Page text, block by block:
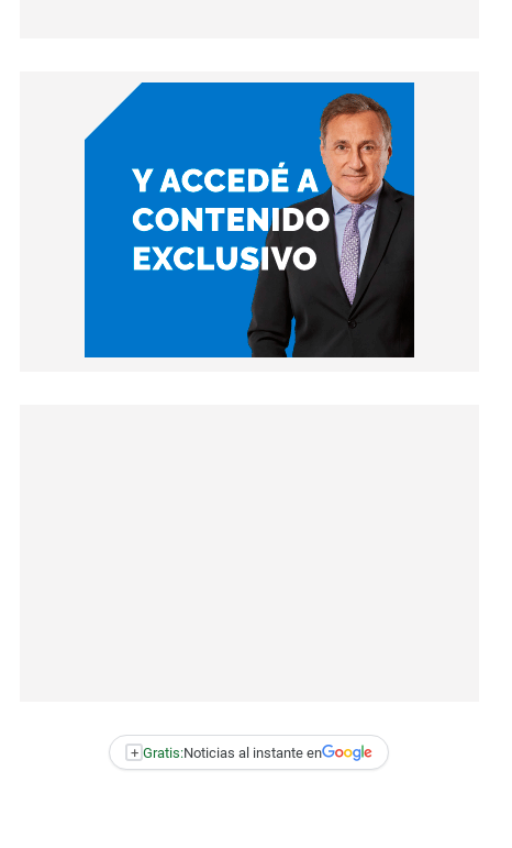
+ Gratis:Noticias al instante en